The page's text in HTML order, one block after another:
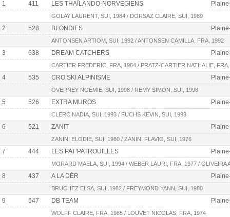
1 411 LES THAÏLANDO-NORVÉGIENS
GOLAY LAURENT, SUI, 1984 / DORSAZ CLAIRE, SUI, 1989
2 528 BLONDIES
ANTONSEN ARTIOM, SUI, 1992 / ANTONSEN CAMILLA, FRA, 1992
3 638 DREAM CATCHERS
CARTIER FREDERIC, FRA, 1964 / PRATZ-CARTIER NATHALIE,
4 535 CRO SKI ALPINISME
OVERNEY NOÉMIE, SUI, 1998 / REMY SIMON, SUI, 1998
5 526 EXTRA MUROS
CLERC NADIA, SUI, 1993 / FUCHS KEVIN, SUI, 1993
6 521 ZANIT
ZANINI ELODIE, SUI, 1980 / ZANINI FLAVIO, SUI, 1976
7 444 LES PAT’PATROUILLES
MORARD MAELA, SUI, 1994 / WEBER LAURI, FRA, 1977 / OLIVEIRA
8 437 A LA DÈR
BRUCHEZ ELSA, SUI, 1982 / FREYMOND YANN, SUI, 1980
9 547 DB TEAM
WOLFF CLAIRE, FRA, 1985 / LOUVET NICOLAS, FRA, 1974